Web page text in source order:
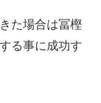
た場合は冨樫
る事に成功す